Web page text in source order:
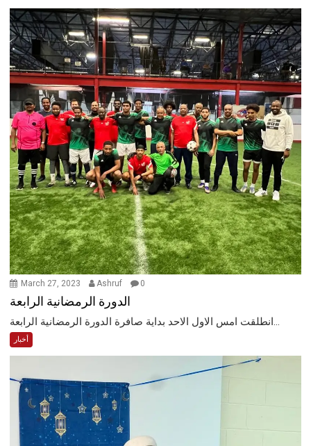
March 27, 2023 Ashruf 0
الدورة الرمضانية الرابعة
انطلقت امس الاول الاحد بداية صافرة الدورة الرمضانية الرابعة...
أخبار